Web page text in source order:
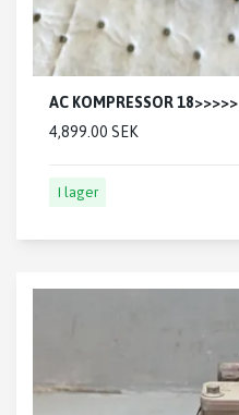
AC KOMPRESSOR 18>>>>>
4,899.00 SEK
I lager